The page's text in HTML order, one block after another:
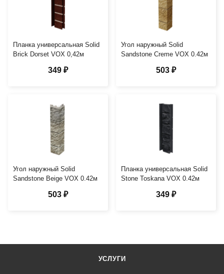
Планка универсальная Solid
Brick Dorset VOX 0,42м
349 ₽
Угол наружный Solid
Sandstone Creme VOX 0.42м
503 ₽
Угол наружный Solid
Sandstone Beige VOX 0.42м
503 ₽
Планка универсальная Solid
Stone Toskana VOX 0.42м
349 ₽
УСЛУГИ